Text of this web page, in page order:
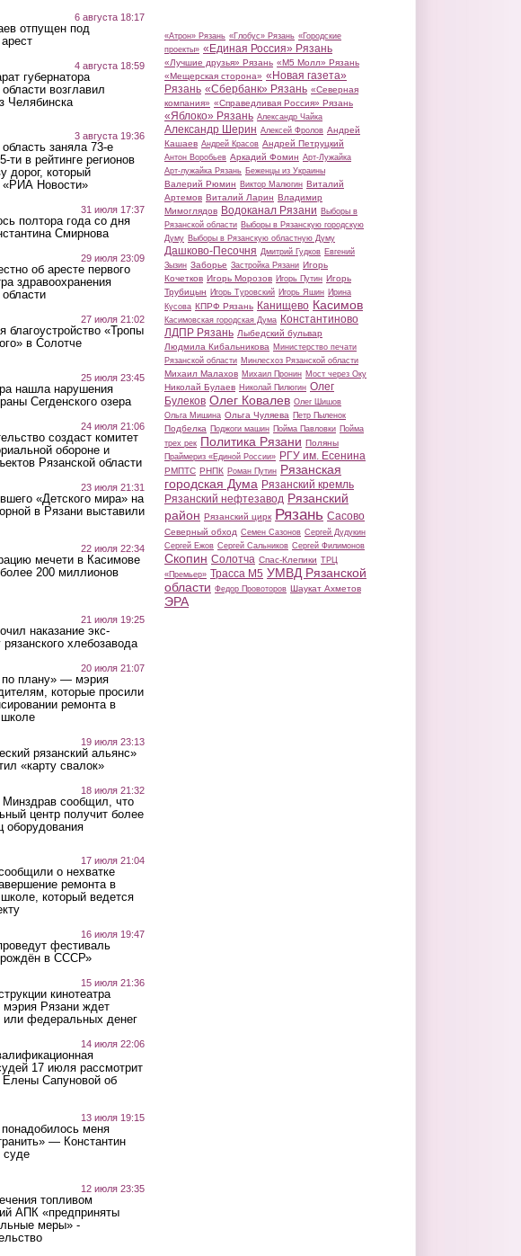
6 августа 18:17
отпущен под
4 августа 18:59
губернатора
возглавил
Челябинска
3 августа 19:36
область заняла 73-е
ти в рейтинге регионов
дорог, который
«РИА Новости»
31 июля 17:37
полтора года со дня
Смирнова
29 июля 23:09
об аресте первого
здравоохранения
27 июля 21:02
благоустройство «Тропы
в Солотче
25 июля 23:45
нашла нарушения
Сегденского озера
24 июля 21:06
создаст комитет
обороне и
Рязанской области
23 июля 21:31
«Детского мира» на
в Рязани выставили
22 июля 22:34
мечети в Касимове
200 миллионов
21 июля 19:25
наказание экс-
хлебозавода
20 июля 21:07
по плану» — мэрия
которые просили
ремонта в
школе
19 июля 23:13
рязанский альянс»
«карту свалок»
18 июля 21:32
Минздрав сообщил, что
центр получит более
оборудования
17 июля 21:04
о нехватке
ремонта в
который ведется
16 июля 19:47
фестиваль
в СССР»
15 июля 21:36
кинотеатра
мэрия Рязани ждет
или федеральных денег
14 июля 22:06
17 июля рассмотрит
Елены Сапуновой об
13 июля 19:15
меня
— Константин
суде
12 июля 23:35
топливом
АПК «предприняты
меры» -
«Атрон» Рязань «Глобус» Рязань «Городские
проекты» «Единая Россия» Рязань
«Лучшие друзья» Рязань «М5 Молл» Рязань
«Мещерская сторона» «Новая газета»
Рязань «Сбербанк» Рязань «Северная
компания» «Справедливая Россия» Рязань
«Яблоко» Рязань Александр Чайка
Александр Шерин Алексей Фролов Андрей
Кашаев Андрей Красов Андрей Петруцкий
Антон Воробьев Аркадий Фомин Арт-Лужайка
Арт-лужайка Рязань Беженцы из Украины
Валерий Рюмин Виктор Малюгин Виталий
Артемов Виталий Ларин Владимир
Мимоглядов Водоканал Рязани Выборы в
Рязанской области Выборы в Рязанскую городскую
Думу Выборы в Рязанскую областную Думу
Дашково-Песочня Дмитрий Гудков Евгений
Зызин Заборье Застройка Рязани Игорь
Кочетков Игорь Морозов Игорь Путин Игорь
Трубицын Игорь Туровский Игорь Яшин Ирина
Кусова КПРФ Рязань Канищево Касимов
Касимовская городская Дума Константиново
ЛДПР Рязань Лыбедский бульвар
Людмила Кибальникова Министерство печати
Рязанской области Минлесхоз Рязанской области
Михаил Малахов Михаил Пронин Мост через Оку
Николай Булаев Николай Пилюгин Олег
Булеков Олег Ковалев Олег Шишов
Ольга Мишина Ольга Чуляева Петр Пыленок
Подбелка Поджоги машин Пойма Павловки Пойма
трех рек Политика Рязани Поляны
Праймериз «Единой России» РГУ им. Есенина
РМПТС РНПК Роман Путин Рязанская
городская Дума Рязанский кремль
Рязанский нефтезавод Рязанский
район Рязанский цирк Рязань Сасово
Северный обход Семен Сазонов Сергей Дудукин
Сергей Ежов Сергей Сальников Сергей Филимонов
Скопин Солотча Спас-Клепики ТРЦ
«Премьер» Трасса М5 УМВД Рязанской
области Федор Провоторов Шаукат Ахметов
ЭРА